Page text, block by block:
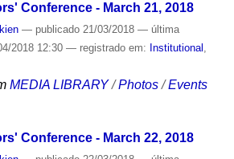
Conference - March 21, 2018
— publicado21/03/2018 — última
2018 12:30 — registrado em: Institutional ,
MEDIA LIBRARY /Photos /Events
Conference - March 22, 2018